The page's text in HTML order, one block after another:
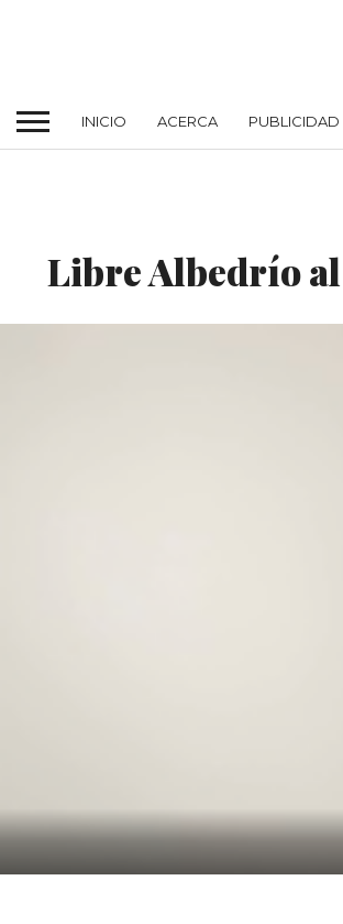
INICIO ACERCA PUBLICIDAD
Libre Albedrío